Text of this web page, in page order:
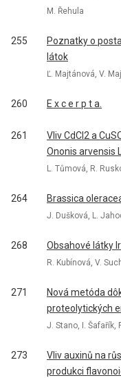
M. Řehula
255
Poznatky o
látok
Ľ. Majtánová, V.
260 E x c e r p t a.
261
Vliv CdCl2 a
Ononis arvensis
L. Tůmová, R.
264 Brassica
J. Dušková, L.
268 Obsahové látky
R. Kubínová, V.
271
Nová metóda
proteolytických
J. Stano, I. Šafařík,
273
Vliv auxinů na
produkci